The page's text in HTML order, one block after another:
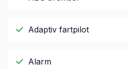
Adaptiv fartpilot
Alarm